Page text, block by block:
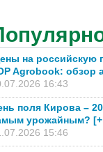
на российскую
Agrobook: обзор
16:43
поля Кирова –
урожайным?
15:46